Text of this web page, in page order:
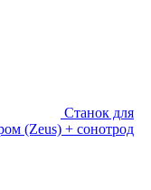
Станок для
(Zeus) + сонотрод